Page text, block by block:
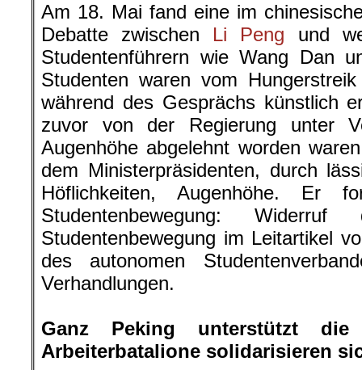
Am 18. Mai fand eine im
Debatte zwischen Li Peng und
Studentenführern wie Wang Dan
Studenten waren vom
während des Gesprächs künstlich
zuvor von der Regierung unter
Augenhöhe abgelehnt worden
dem Ministerpräsidenten, durch
Höflichkeiten, Augenhöhe. Er
Studentenbewegung:
Studentenbewegung im Leitartikel
des autonomen
Verhandlungen.
Ganz Peking unterstützt die
Arbeiterbatalione solidarisieren